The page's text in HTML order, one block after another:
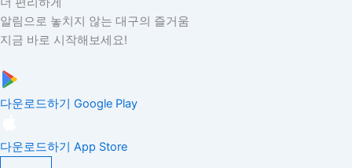
알림으로 놓치지 않는 대구의 즐거움
지금 바로 시작해보세요!
다운로드하기 Google Play
다운로드하기 App Store